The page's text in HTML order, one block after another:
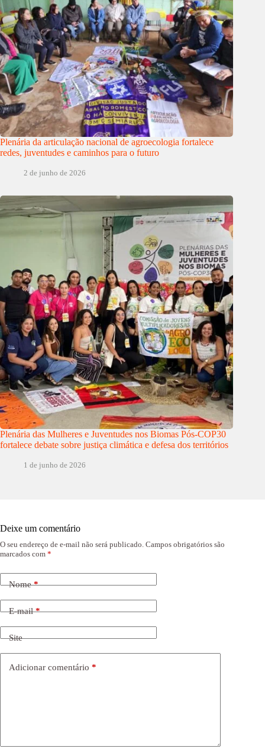
Plenária da articulação nacional de agroecologia fortalece
redes, juventudes e caminhos para o futuro
2 de junho de 2026
Plenária das Mulheres e Juventudes nos Biomas Pós-COP30
fortalece debate sobre justiça climática e defesa dos territórios
1 de junho de 2026
Deixe um comentário
O seu endereço de e-mail não será publicado. Campos obrigatórios são
marcados com *
Nome*
E-mail*
Site
Adicionar comentário *